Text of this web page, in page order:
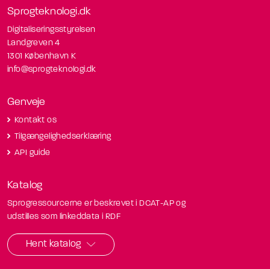
Sprogteknologi.dk
Digitaliseringsstyrelsen
Landgreven 4
1301 København K
info@sprogteknologi.dk
Genveje
Kontakt os
Tilgængelighedserklæring
API guide
Katalog
Sprogressourcerne er beskrevet i DCAT-AP og
udstilles som linkeddata i RDF
Hent katalog